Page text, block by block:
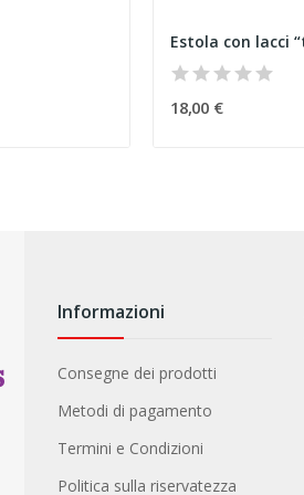
18,00 €
Informazioni
Consegne dei prodotti
Metodi di pagamento
Termini e Condizioni
Politica sulla riservatezza